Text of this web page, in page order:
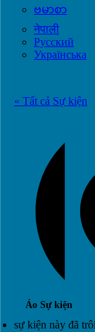
ဗမာစာ
नेपाली
Русский
Українська
« Tất cả Sự kiện
Ảo Sự kiện
sự kiện này đã